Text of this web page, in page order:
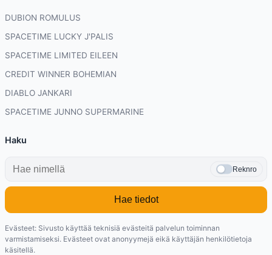
DUBION ROMULUS
SPACETIME LUCKY J'PALIS
SPACETIME LIMITED EILEEN
CREDIT WINNER BOHEMIAN
DIABLO JANKARI
SPACETIME JUNNO SUPERMARINE
Haku
Reknro
Hae tiedot
Evästeet: Sivusto käyttää teknisiä evästeitä palvelun toiminnan
varmistamiseksi. Evästeet ovat anonyymejä eikä käyttäjän henkilötietoja
käsitellä.